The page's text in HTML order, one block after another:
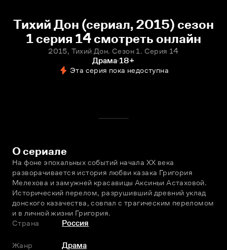
Тихий Дон (сериал, 2015) сезон
1 серия 14 смотреть онлайн
2015, Тихий Дон. Сезон 1. Серия 14
Драма 18+
Эта серия пока недоступна
О сериале
На фоне эпохальных событий начала ХХ века
разворачивается история любви казака Григория
Мелехова и замужней красавицы Аксиньи Астаховой.
Исторический перелом, разрушивший древний уклад
донского казачества, совпал с трагическим переломом
и в личной жизни Григория.
Страна
Россия
Жанр Драма